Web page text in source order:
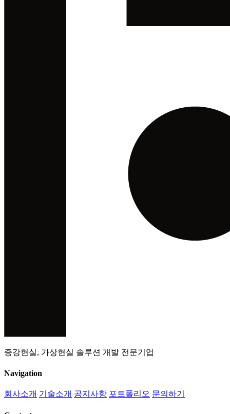
증강현실, 가상현실 솔루션 개발 전문기업
Navigation
회사소개 기술소개 공지사항 포트폴리오 문의하기